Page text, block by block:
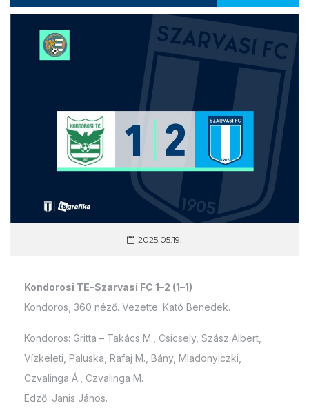
2025.05.19.
Kondorosi TE–Szarvasi FC 1–2 (1–1)
Kondoros, 360 néző. Vezette: Kató Benedek.
Kondoros: Gritta – Takács M., Csicsely, Szász Albert,
Vízkeleti, Paluska, Rafaj M., Bány, Mladonyiczki,
Czvalinga Á., Czvalinga M.
Edző: Janis János.